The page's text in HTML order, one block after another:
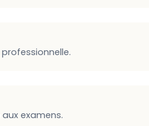
professionnelle.
aux examens.